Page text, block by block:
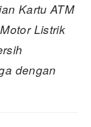
Kartu ATM
Listrik
dengan